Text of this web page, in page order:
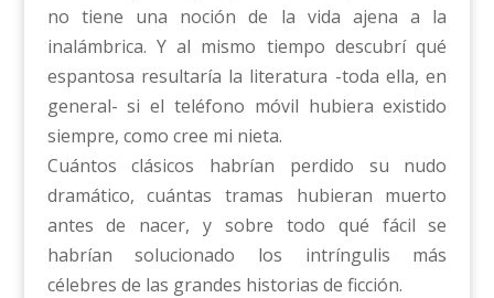
no tiene una noción de la vida ajena a la
inalámbrica. Y al mismo tiempo descubrí qué
espantosa resultaría la literatura -toda ella, en
general- si el teléfono móvil hubiera existido
siempre, como cree mi nieta.
Cuántos clásicos habrían perdido su nudo
dramático, cuántas tramas hubieran muerto
antes de nacer, y sobre todo qué fácil se
habrían solucionado los intríngulis más
célebres de las grandes historias de ficción.